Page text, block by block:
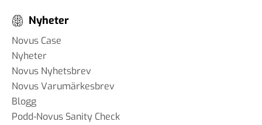
Nyheter
Novus Case
Nyheter
Novus Nyhetsbrev
Novus Varumärkesbrev
Blogg
Podd-Novus Sanity Check